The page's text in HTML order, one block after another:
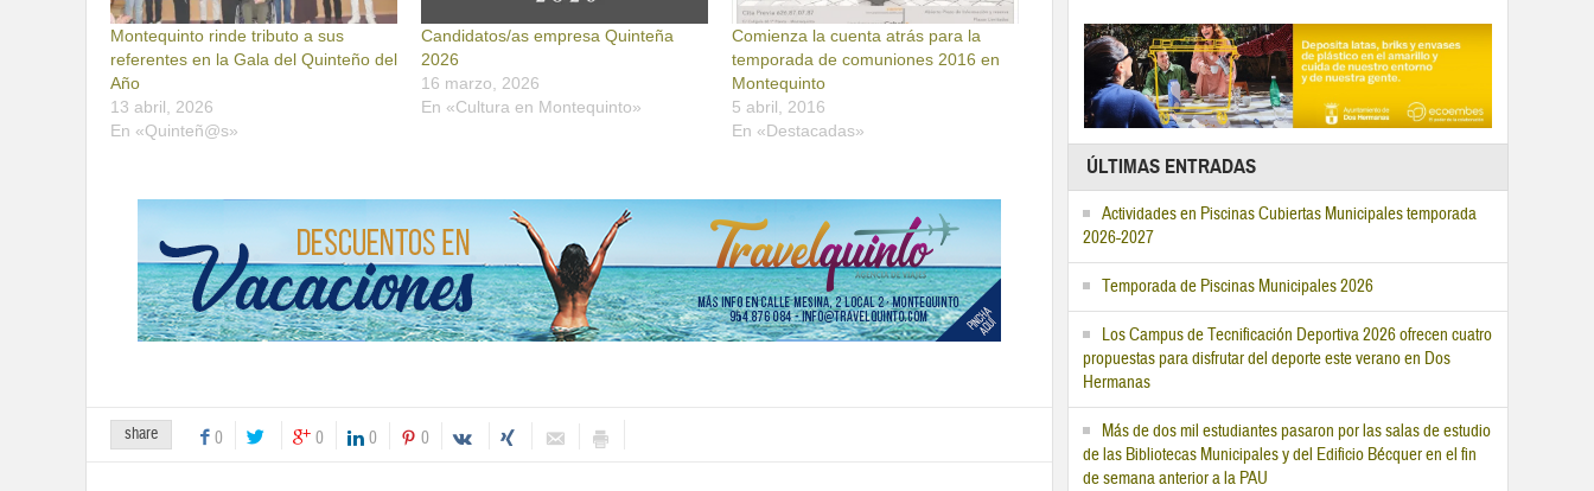
Montequinto rinde tributo a sus
referentes en la Gala del Quinteño del
Año
13 abril, 2026
En «Quinteñ@s»
Candidatos/as empresa Quinteña
2026
16 marzo, 2026
En «Cultura en Montequinto»
Comienza la cuenta atrás para la
temporada de comuniones 2016 en
Montequinto
5 abril, 2016
En «Destacadas»
share 0 0 0 0
ÚLTIMAS ENTRADAS
Actividades en Piscinas Cubiertas Municipales temporada
2026-2027
Temporada de Piscinas Municipales 2026
Los Campus de Tecnificación Deportiva 2026 ofrecen cuatro
propuestas para disfrutar del deporte este verano en Dos
Hermanas
Más de dos mil estudiantes pasaron por las salas de estudio
de las Bibliotecas Municipales y del Edificio Bécquer en el fin
de semana anterior a la PAU